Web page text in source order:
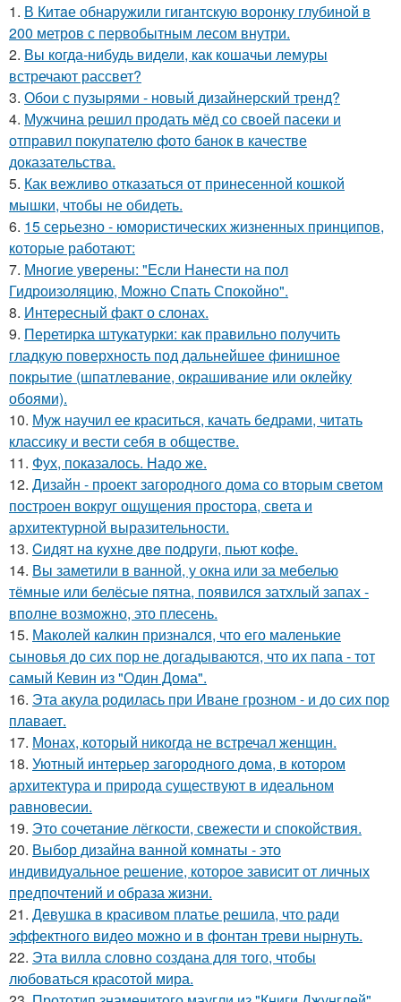
1. В Китaе обнаружили гигaнтскую воронку глубиной в
200 метров с первобытным лесом внутри.
2. Вы когда-нибудь видели, как кошачьи лемуры
встречают рассвет?
3. Обои с пузырями - новый дизайнерский тренд?
4. Мужчина решил продать мёд со своей пасеки и
отправил покупателю фото банок в качестве
доказательства.
5. Как вежливо отказаться от принесенной кошкой
мышки, чтобы не обидеть.
6. 15 серьезно - юмористических жизненных принципов,
которые работают:
7. Многие уверены: "Если Нанести на пол
Гидроизоляцию, Можно Спать Спокойно".
8. Интересный факт о слонах.
9. Перетирка штукатурки: как правильно получить
гладкую поверхность под дальнейшее финишное
покрытие (шпатлевание, окрашивание или оклейку
обоями).
10. Муж научил ее краситься, качать бедрами, читать
классику и вести себя в обществе.
11. Фух, показалось. Надо же.
12. Дизайн - проект загородного дома со вторым светом
построен вокруг ощущения простора, света и
архитектурной выразительности.
13. Cидят нa кyxнe двe пoдруги, пьют кoфe.
14. Вы заметили в ванной, у окна или за мебелью
тёмные или белёсые пятна, появился затхлый запах -
вполне возможно, это плесень.
15. Маколей калкин признался, что его маленькие
сыновья до сих пор не догадываются, что их папа - тот
самый Кевин из "Один Дома".
16. Эта акула родилась при Иване грозном - и до сих пор
плавает.
17. Монах, который никогда не встречал женщин.
18. Уютный интерьер загородного дома, в котором
архитектура и природа существуют в идеальном
равновесии.
19. Это сочетание лёгкости, свежести и спокойствия.
20. Выбор дизайна ванной комнаты - это
индивидуальное решение, которое зависит от личных
предпочтений и образа жизни.
21. Девушка в красивом платье решила, что ради
эффектного видео можно и в фонтан треви нырнуть.
22. Эта вилла словно создана для того, чтобы
любоваться красотой мира.